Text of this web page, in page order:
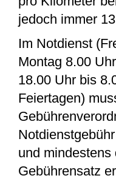
jedoch immer
Im Notdienst
Montag 8.00
18.00 Uhr bis
Feiertagen)
und mindestens
Gebührensatz